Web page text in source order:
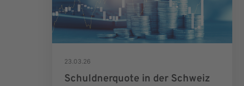
23.03.26
Schuldnerquote in der Schweiz